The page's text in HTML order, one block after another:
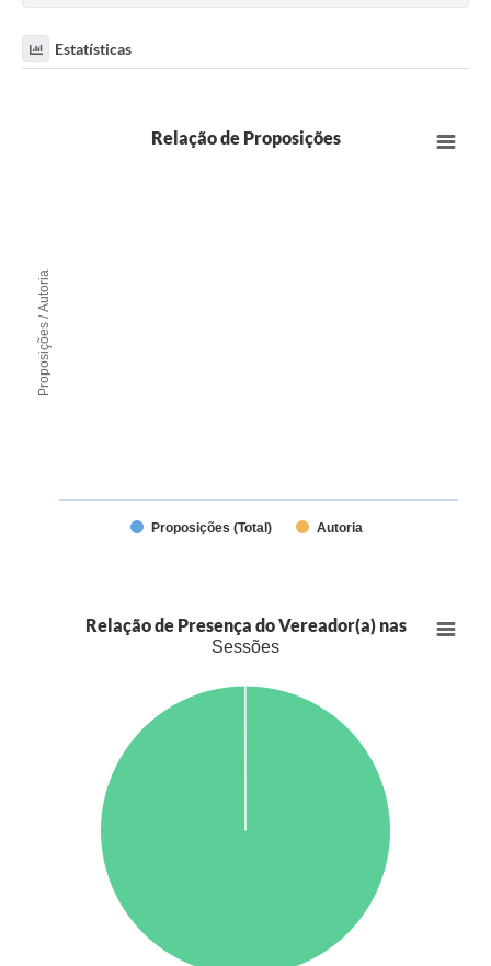
Estatísticas
Proposições / Autoria
Relação de Proposições
Proposições (Total) Autoria
Relação de Presença do Vereador(a) nas
Sessões